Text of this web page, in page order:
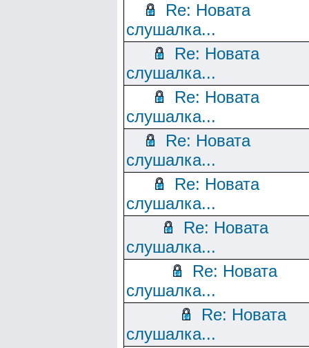
Re: Новата
слушалка...
Re: Новата
слушалка...
Re: Новата
слушалка...
Re: Новата
слушалка...
Re: Новата
слушалка...
Re: Новата
слушалка...
Re: Новата
слушалка...
Re: Новата
слушалка...